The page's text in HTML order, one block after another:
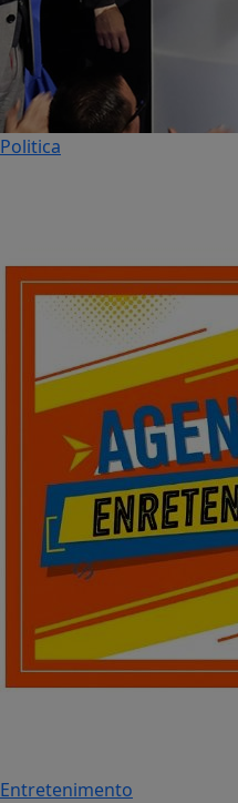
Politica
Entretenimento